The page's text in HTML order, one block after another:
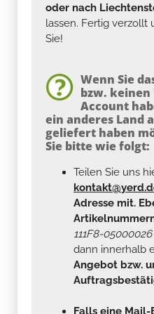
oder nach
lassen. Fertig verzollt
Sie!
Wenn Sie
bzw.
Account
ein anderes Land
geliefert haben
Sie bitte wie folgt:
Teilen Sie uns
Adresse mit.
111F8-05000026
dann innerhalb
Angebot bzw.
Falls eine